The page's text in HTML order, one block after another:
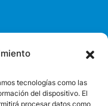
tecnologías como las
del dispositivo. El
procesar datos como